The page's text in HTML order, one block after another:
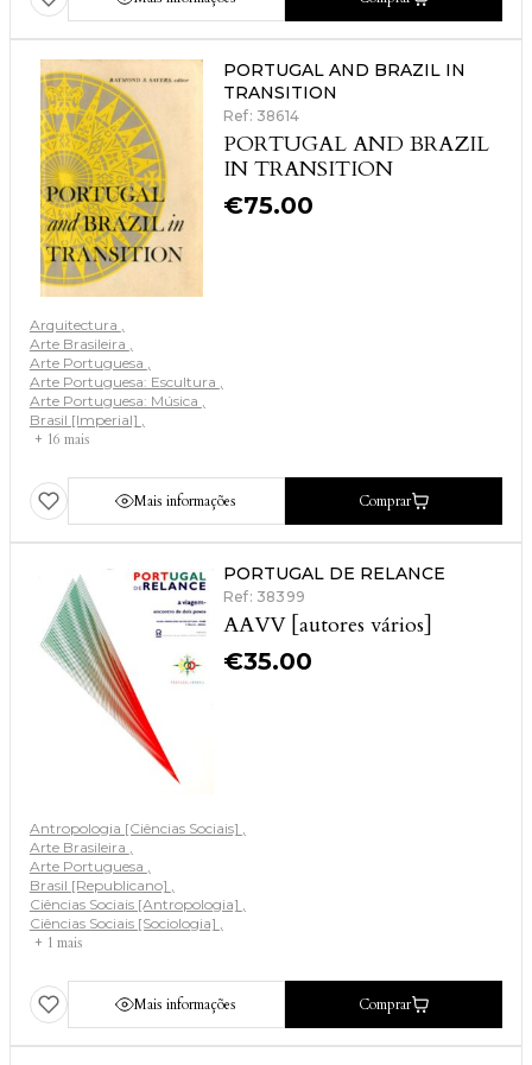
PORTUGAL AND BRAZIL IN
TRANSITION
Ref: 38614
PORTUGAL AND BRAZIL
IN TRANSITION
€75.00
Arquitectura
Arte Brasileira
Arte Portuguesa
Arte Portuguesa: Escultura
Arte Portuguesa: Música
Brasil [Imperial]
+ 16 mais
Mais informações Comprar
PORTUGAL DE RELANCE
Ref: 38399
AAVV [autores vários]
€35.00
Antropologia [Ciências Sociais]
Arte Brasileira
Arte Portuguesa
Brasil [Republicano]
Ciências Sociais [Antropologia]
Ciências Sociais [Sociologia]
+ 1 mais
Mais informações Comprar